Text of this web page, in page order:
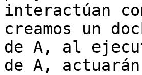
interactúan
creamos un
de A, al
de A,